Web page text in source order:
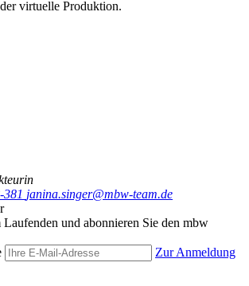
virtuelle Produktion.
381 janina.singer@mbw-team.de
und abonnieren Sie den mbw
Zur Anmeldung